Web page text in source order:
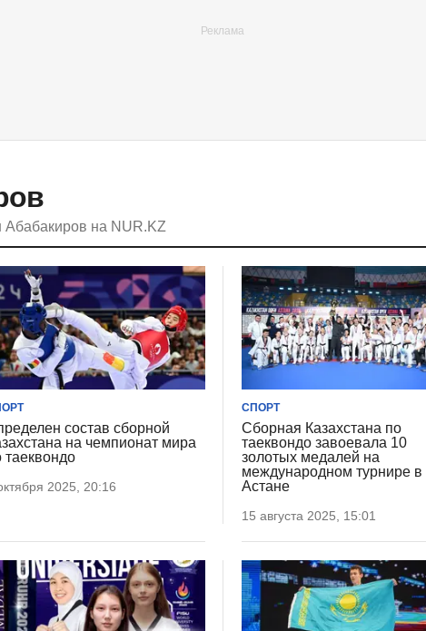
Абабакиров на NUR.KZ
состав сборной
на чемпионат мира
таеквондо
2025, 20:16
СПОРТ
Сборная Казахстана по
таеквондо завоевала 10
золотых медалей на
международном турнире в
Астане
15 августа 2025, 15:01